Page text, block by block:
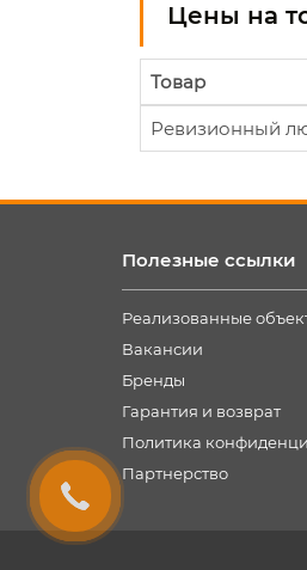
Цены на
Товар
Ревизионный
Полезные ссылки
Реализованные
Вакансии
Бренды
Гарантия и возврат
Политика
Партнерство